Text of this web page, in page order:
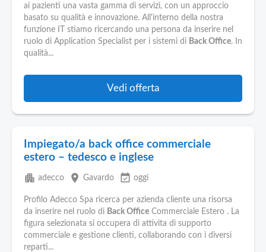
ai pazienti una vasta gamma di servizi, con un approccio
basato su qualità e innovazione. All'interno della nostra
funzione IT stiamo ricercando una persona da inserire nel
ruolo di Application Specialist per i sistemi di Back Office. In
qualità...
Vedi offerta
Impiegato/a back office commerciale
estero – tedesco e inglese
apartment adecco place Gavardo event_available oggi
Profilo Adecco Spa ricerca per azienda cliente una risorsa
da inserire nel ruolo di Back Office Commerciale Estero . La
figura selezionata si occupera di attivita di supporto
commerciale e gestione clienti, collaborando con i diversi
reparti...